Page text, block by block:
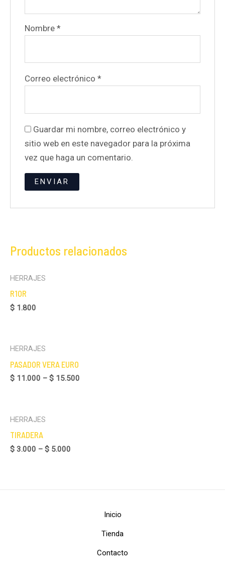
Nombre*
Correo electrónico*
Guardar mi nombre, correo electrónico y
sitio web en este navegador para la próxima
vez que haga un comentario.
Productos relacionados
HERRAJES
R10R
$ 1.800
HERRAJES
PASADOR VERA EURO
$ 11.000 – $ 15.500
HERRAJES
TIRADERA
$ 3.000 – $ 5.000
Inicio
Tienda
Contacto